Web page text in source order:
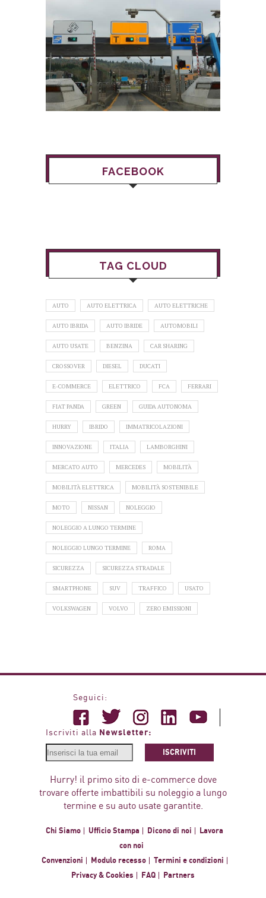
FACEBOOK
TAG CLOUD
AUTO AUTO ELETTRICA AUTO ELETTRICHE
AUTO IBRIDA AUTO IBRIDE AUTOMOBILI
AUTO USATE BENZINA CAR SHARING
CROSSOVER DIESEL DUCATI
E-COMMERCE ELETTRICO FCA FERRARI
FIAT PANDA GREEN GUIDA AUTONOMA
HURRY IBRIDO IMMATRICOLAZIONI
INNOVAZIONE ITALIA LAMBORGHINI
MERCATO AUTO MERCEDES MOBILITÀ
MOBILITÀ ELETTRICA MOBILITÀ SOSTENIBILE
MOTO NISSAN NOLEGGIO
NOLEGGIO A LUNGO TERMINE
NOLEGGIO LUNGO TERMINE ROMA
SICUREZZA SICUREZZA STRADALE
SMARTPHONE SUV TRAFFICO USATO
VOLKSWAGEN VOLVO ZERO EMISSIONI
Seguici:
Iscriviti alla Newsletter:
ISCRIVITI
Hurry! il primo sito di e-commerce dove
trovare offerte imbattibili su noleggio a lungo
termine e su auto usate garantite.
Chi Siamo Ufficio Stampa Dicono di noi
Lavora
con noi
Convenzioni
Modulo recesso
Termini e condizioni
Privacy & Cookies
FAQ Partners